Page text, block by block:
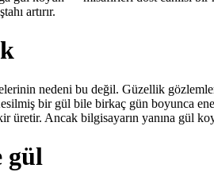
artırır.
nedeni bu değil. Güzellik
bir gül bile birkaç gün boyunca
üretir. Ancak bilgisayarın yanına gül
gül